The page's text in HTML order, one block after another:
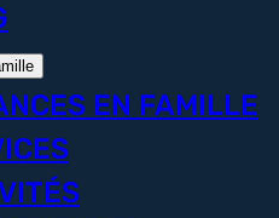
EN FAMILLE